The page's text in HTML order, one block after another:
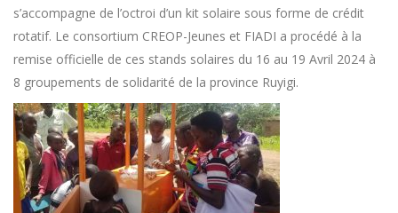
s’accompagne de l’octroi d’un kit solaire sous forme de crédit
rotatif. Le consortium CREOP-Jeunes et FIADI a procédé à la
remise officielle de ces stands solaires du 16 au 19 Avril 2024 à
8 groupements de solidarité de la province Ruyigi.